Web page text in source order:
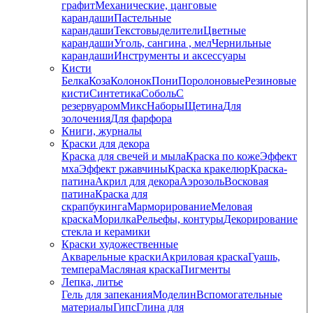
графитМеханические, цанговые
карандашиПастельные
карандашиТекстовыделителиЦветные
карандашиУголь, сангина , мелЧернильные
карандашиИнструменты и аксессуары
Кисти
БелкаКозаКолонокПониПоролоновыеРезиновые
кистиСинтетикаСобольС
резервуаромМиксНаборыЩетинаДля
золоченияДля фарфора
Книги, журналы
Краски для декора
Краска для свечей и мылаКраска по кожеЭффект
мхаЭффект ржавчиныКраска кракелюрКраска-
патинаАкрил для декораАэрозольВосковая
патинаКраска для
скрапбукингаМарморированиеМеловая
краскаМорилкаРельефы, контурыДекорирование
стекла и керамики
Краски художественные
Акварельные краскиАкриловая краскаГуашь,
темпераМасляная краскаПигменты
Лепка, литье
Гель для запеканияМоделинВспомогательные
материалыГипсГлина для